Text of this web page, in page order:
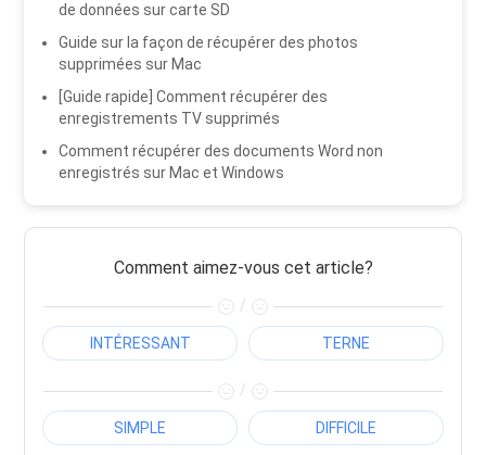
de données sur carte SD
Guide sur la façon de récupérer des photos
supprimées sur Mac
[Guide rapide] Comment récupérer des
enregistrements TV supprimés
Comment récupérer des documents Word non
enregistrés sur Mac et Windows
Comment aimez-vous cet article?
/
INTÉRESSANT TERNE
/
SIMPLE DIFFICILE